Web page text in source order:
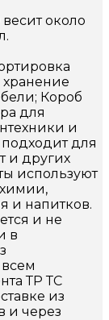
около
хранение
Короб
для
и
для
и других
используют
химии,
и напитков.
и не
в
всем
ТР ТС
из
и через